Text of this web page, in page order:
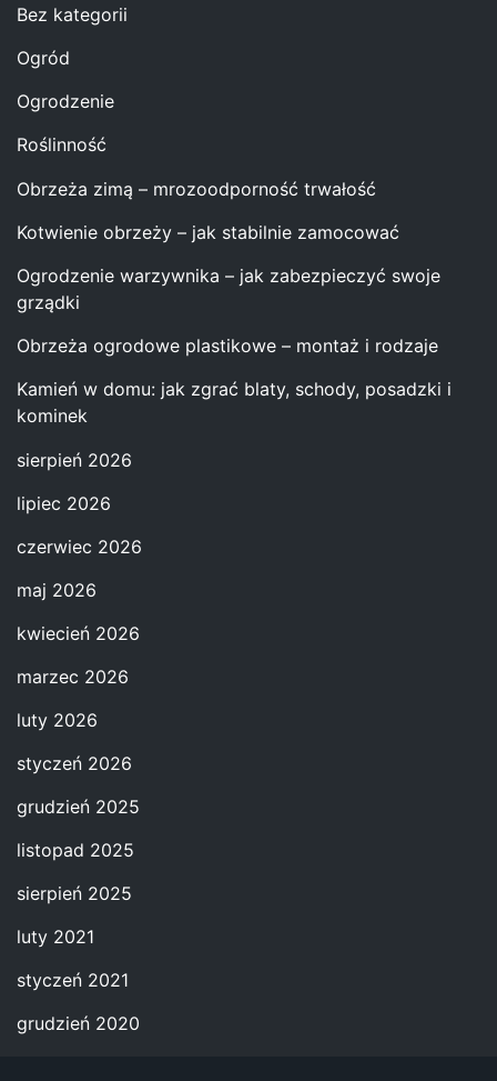
Bez kategorii
Ogród
Ogrodzenie
Roślinność
Obrzeża zimą – mrozoodporność trwałość
Kotwienie obrzeży – jak stabilnie zamocować
Ogrodzenie warzywnika – jak zabezpieczyć swoje
grządki
Obrzeża ogrodowe plastikowe – montaż i rodzaje
Kamień w domu: jak zgrać blaty, schody, posadzki i
kominek
sierpień 2026
lipiec 2026
czerwiec 2026
maj 2026
kwiecień 2026
marzec 2026
luty 2026
styczeń 2026
grudzień 2025
listopad 2025
sierpień 2025
luty 2021
styczeń 2021
grudzień 2020